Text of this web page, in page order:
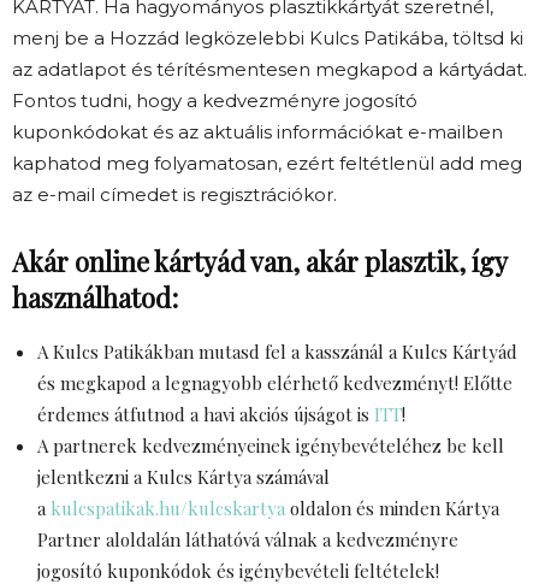
KÁRTYÁT. Ha hagyományos plasztikkártyát szeretnél,
menj be a Hozzád legközelebbi Kulcs Patikába, töltsd ki
az adatlapot és térítésmentesen megkapod a kártyádat.
Fontos tudni, hogy a kedvezményre jogosító
kuponkódokat és az aktuális információkat e-mailben
kaphatod meg folyamatosan, ezért feltétlenül add meg
az e-mail címedet is regisztrációkor.
Akár online kártyád van, akár plasztik, így
használhatod:
A Kulcs Patikákban mutasd fel a kasszánál a Kulcs Kártyád
és megkapod a legnagyobb elérhető kedvezményt! Előtte
érdemes átfutnod a havi akciós újságot is ITT!
A partnerek kedvezményeinek igénybevételéhez be kell
jelentkezni a Kulcs Kártya számával
a kulcspatikak.hu/kulcskartya oldalon és minden Kártya
Partner aloldalán láthatóvá válnak a kedvezményre
jogosító kuponkódok és igénybevételi feltételek!